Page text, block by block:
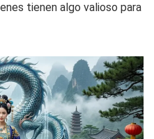
tienen algo valioso para